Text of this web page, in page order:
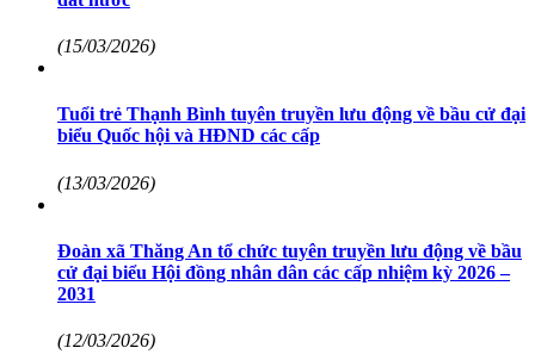
(15/03/2026)
Tuổi trẻ Thạnh Bình tuyên truyền lưu động về bầu cử đại
biểu Quốc hội và HĐND các cấp
(13/03/2026)
Đoàn xã Thăng An tổ chức tuyên truyền lưu động về bầu
cử đại biểu Hội đồng nhân dân các cấp nhiệm kỳ 2026 –
2031
(12/03/2026)